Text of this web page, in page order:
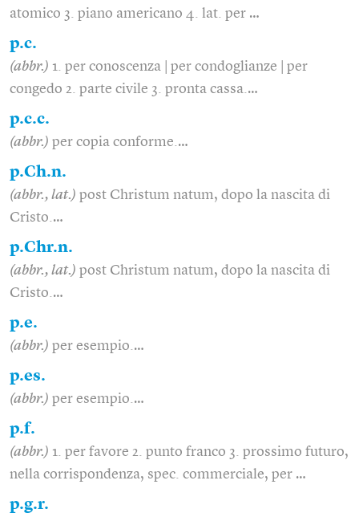
atomico 3. piano americano 4. lat. per …
p.c.
(abbr.) 1. per conoscenza | per condoglianze | per
congedo 2. parte civile 3. pronta cassa.…
p.c.c.
(abbr.) per copia conforme.…
p.Ch.n.
(abbr., lat.) post Christum natum, dopo la nascita di
Cristo.…
p.Chr.n.
(abbr., lat.) post Christum natum, dopo la nascita di
Cristo.…
p.e.
(abbr.) per esempio.…
p.es.
(abbr.) per esempio.…
p.f.
(abbr.) 1. per favore 2. punto franco 3. prossimo futuro,
nella corrispondenza, spec. commerciale, per …
p.g.r.